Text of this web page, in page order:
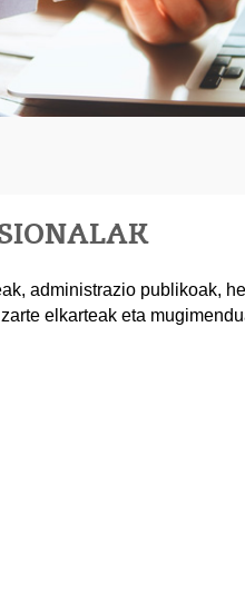
administrazio publikoak,
elkarteak eta